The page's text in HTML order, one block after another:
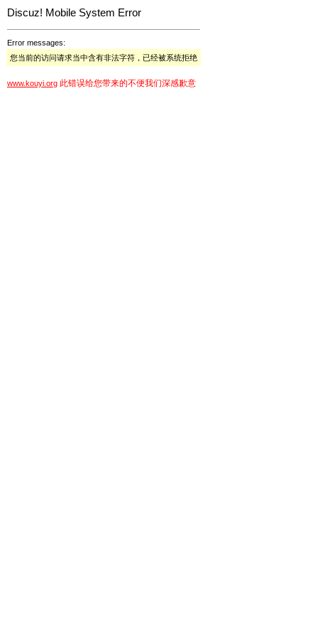
Discuz! Mobile System Error
Error messages:
您当前的访问请求当中含有非法字符，已经被系统拒绝
www.kouyi.org 此错误给您带来的不便我们深感歉意